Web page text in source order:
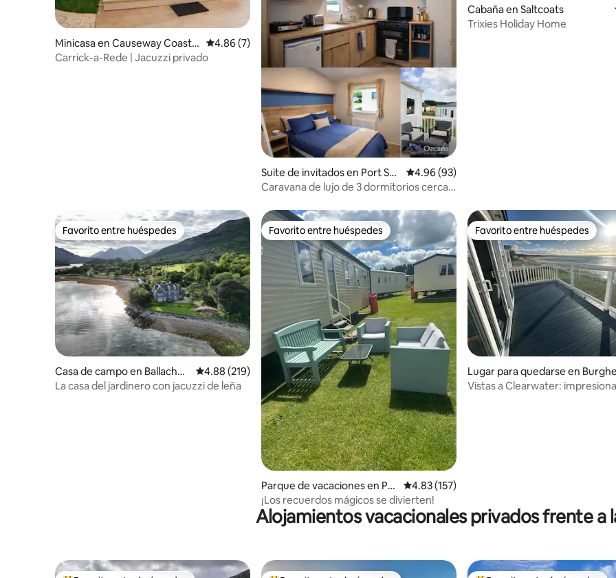
Minicasa en Causeway Coast a
nd Glens
Calificación promedio: 4.86 de 5, 7 reseñas
4.86 (7)
Carrick-a-Rede | Jacuzzi privado
Suite de invitados en Port Set
on
Calificación promedio: 4.96 de 5, 93 reseñas
4.96 (93)
Caravana de lujo de 3 dormitorios cerca
Cabaña en Saltcoats
Trixies Holiday Home
Favorito entre huéspedes
Favorito entre huéspedes
Casa de campo en Ballachuli
sh
Calificación promedio: 4.88 de 5, 219 reseñas
4.88 (219)
La casa del jardinero con jacuzzi de leña
Favorito entre huéspedes
Favorito entre huéspedes
Parque de vacaciones en Por
t Seton
Calificación promedio: 4.83 de 5, 157 reseñas
4.83 (157)
¡Los recuerdos mágicos se divierten!
Favorito entre huéspedes
Favorito entre huéspedes
Lugar para quedarse en
d
Vistas a Clearwater:
Alojamientos vacacionales privados frente a